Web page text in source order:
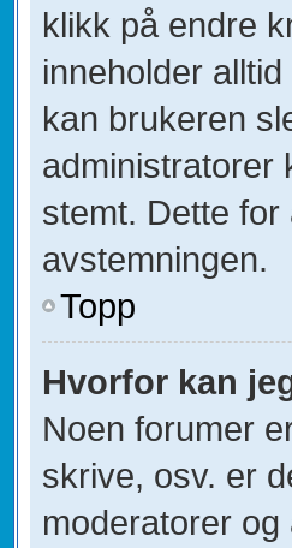
klikk på endre
inneholder
kan brukeren
administratorer
stemt. Dette
avstemningen.
Topp
Hvorfor kan
Noen forumer
skrive, osv. er
moderatorer